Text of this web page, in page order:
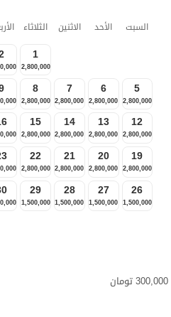
السبت الأحد الاثنين الثلاثاء
1
2,800,000
5
2,800,000
6
2,800,000
7
2,800,000
8
2,800,000
12
2,800,000
13
2,800,000
14
2,800,000
15
2,800,000
19
2,800,000
20
2,800,000
21
2,800,000
22
2,800,000
26
1,500,000
27
1,500,000
28
1,500,000
29
1,500,000